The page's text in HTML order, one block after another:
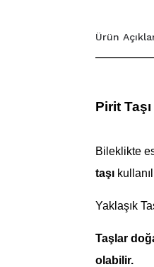
Ürün
Pirit
Bileklikte
taşı
Yaklaşık
Taşlar
olabilir.